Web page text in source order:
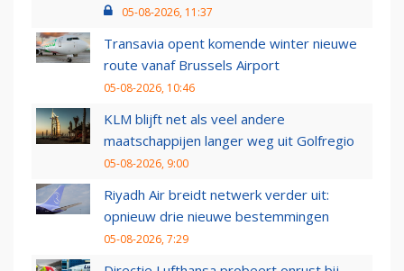
05-08-2026, 11:37
Transavia opent komende winter nieuwe
route vanaf Brussels Airport
05-08-2026, 10:46
KLM blijft net als veel andere
maatschappijen langer weg uit Golfregio
05-08-2026, 9:00
Riyadh Air breidt netwerk verder uit:
opnieuw drie nieuwe bestemmingen
05-08-2026, 7:29